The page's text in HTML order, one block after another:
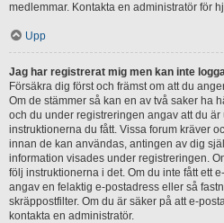
medlemmar. Kontakta en administratör för
Upp
Jag har registrerat mig men kan inte
Försäkra dig först och främst om att du
Om de stämmer så kan en av två saker ha
och du under registreringen angav att du
instruktionerna du fått. Vissa forum kräver
innan de kan användas, antingen av dig
information visades under registreringen.
följ instruktionerna i det. Om du inte fått ett
angav en felaktig e-postadress eller så
skräppostfilter. Om du är säker på att e-
kontakta en administratör.